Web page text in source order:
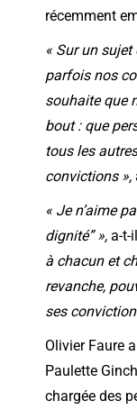
récemment
« Sur un
parfois nos
souhaite que
bout : que
tous les
convictions »,
« Je n’aime
dignité” », a-t-
à chacun et
revanche,
ses
Olivier Faure
Paulette
chargée des